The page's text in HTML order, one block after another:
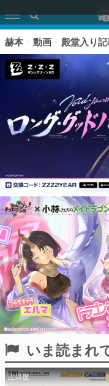
ピックア
電ファミのいま読まれ
アプリセール情報
インタビュー
連載・特
殿堂入り
SNS拡散数
ど。多くの
事をまとめ
赫本 動画 殿堂入り
いま読まれ
注目度